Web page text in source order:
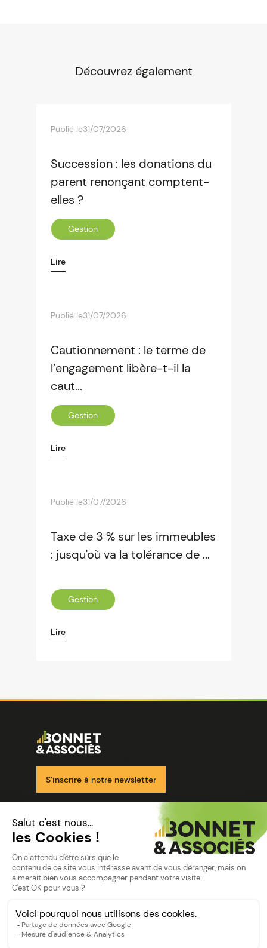
Découvrez également
Publié le31/07/2026
Succession : les donations du
parent renonçant comptent-
elles ?
Gestion
Lire
Publié le31/07/2026
Cautionnement : le terme de
l’engagement libère-t-il la
caut...
Gestion
Lire
Publié le31/07/2026
Taxe de 3 % sur les immeubles
: jusqu'où va la tolérance de ...
Gestion
Lire
Image
S’inscrire à notre newsletter
Nos solutions
Nos cabinets
Mon espace client
Politique de confidentialité
©Bonnet2023